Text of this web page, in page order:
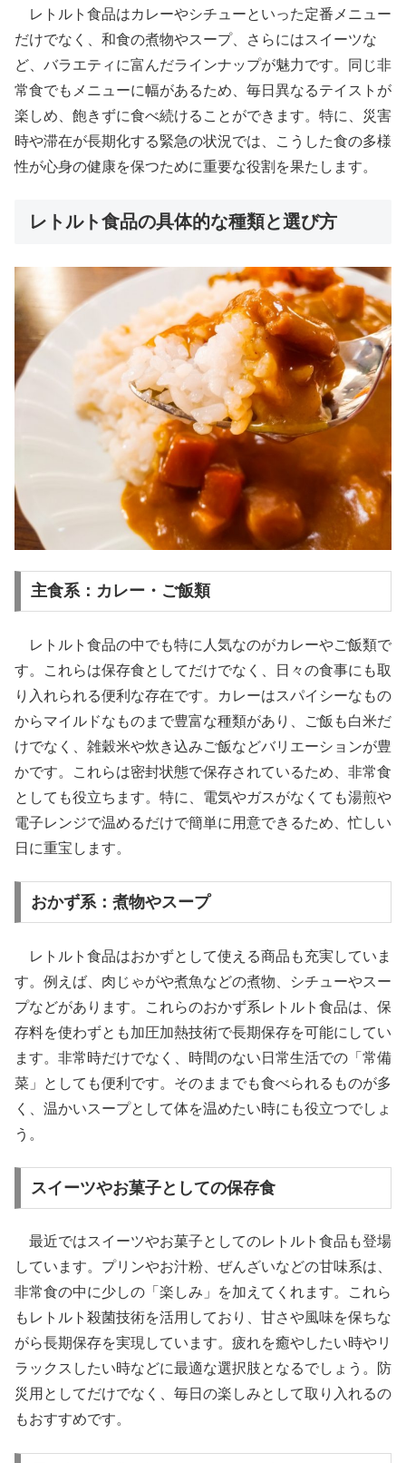
レトルト食品はカレーやシチューといった定番メニュー
だけでなく、和食の煮物やスープ、さらにはスイーツな
ど、バラエティに富んだラインナップが魅力です。同じ非
常食でもメニューに幅があるため、毎日異なるテイストが
楽しめ、飽きずに食べ続けることができます。特に、災害
時や滞在が長期化する緊急の状況では、こうした食の多様
性が心身の健康を保つために重要な役割を果たします。
レトルト食品の具体的な種類と選び方
主食系：カレー・ご飯類
レトルト食品の中でも特に人気なのがカレーやご飯類で
す。これらは保存食としてだけでなく、日々の食事にも取
り入れられる便利な存在です。カレーはスパイシーなもの
からマイルドなものまで豊富な種類があり、ご飯も白米だ
けでなく、雑穀米や炊き込みご飯などバリエーションが豊
かです。これらは密封状態で保存されているため、非常食
としても役立ちます。特に、電気やガスがなくても湯煎や
電子レンジで温めるだけで簡単に用意できるため、忙しい
日に重宝します。
おかず系：煮物やスープ
レトルト食品はおかずとして使える商品も充実していま
す。例えば、肉じゃがや煮魚などの煮物、シチューやスー
プなどがあります。これらのおかず系レトルト食品は、保
存料を使わずとも加圧加熱技術で長期保存を可能にしてい
ます。非常時だけでなく、時間のない日常生活での「常備
菜」としても便利です。そのままでも食べられるものが多
く、温かいスープとして体を温めたい時にも役立つでしょ
う。
スイーツやお菓子としての保存食
最近ではスイーツやお菓子としてのレトルト食品も登場
しています。プリンやお汁粉、ぜんざいなどの甘味系は、
非常食の中に少しの「楽しみ」を加えてくれます。これら
もレトルト殺菌技術を活用しており、甘さや風味を保ちな
がら長期保存を実現しています。疲れを癒やしたい時やリ
ラックスしたい時などに最適な選択肢となるでしょう。防
災用としてだけでなく、毎日の楽しみとして取り入れるの
もおすすめです。